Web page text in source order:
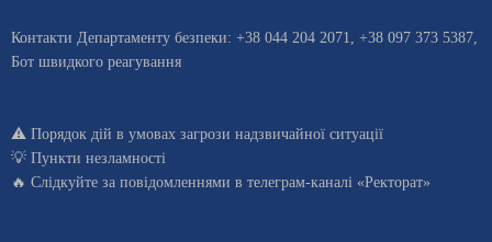
Контакти Департаменту безпеки: +38 044 204 2071, +38 097 373 5387,
Бот швидкого реагування
⚠️ Порядок дій в умовах загрози надзвичайної ситуації
💡 Пункти незламності
🔥 Слідкуйте за повідомленнями в телеграм-каналі «Ректорат»